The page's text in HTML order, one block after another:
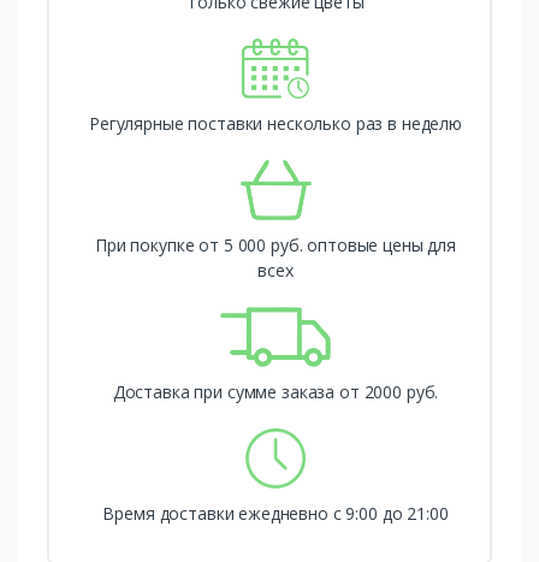
Регулярные поставки несколько раз в неделю
При покупке от 5 000 руб. оптовые цены для
всех
Доставка при сумме заказа от 2000 руб.
Время доставки ежедневно с 9:00 до 21:00